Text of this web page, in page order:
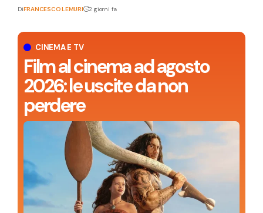
CINEMA E TV
Film al cinema ad agosto
2026: le uscite da non
perdere
DiFRANCESCO LEMURI 2 giorni fa